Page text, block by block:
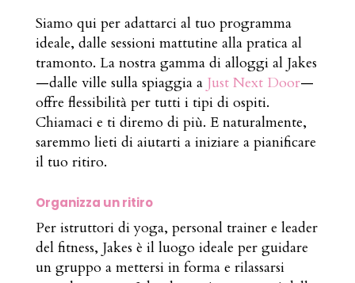
Siamo qui per adattarci al tuo programma
ideale, dalle sessioni mattutine alla pratica al
tramonto. La nostra gamma di alloggi al Jakes
—dalle ville sulla spiaggia a Just Next Door—
offre flessibilità per tutti i tipi di ospiti.
Chiamaci e ti diremo di più. E naturalmente,
saremmo lieti di aiutarti a iniziare a pianificare
il tuo ritiro.
Organizza un ritiro
Per istruttori di yoga, personal trainer e leader
del fitness, Jakes è il luogo ideale per guidare
un gruppo a mettersi in forma e rilassarsi